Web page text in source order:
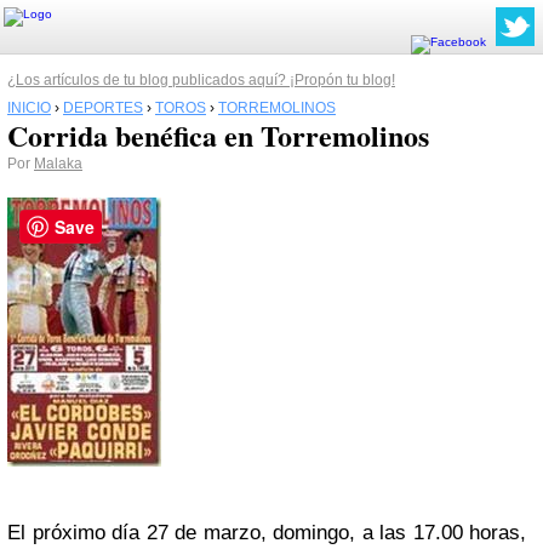
¿Los artículos de tu blog publicados aquí? ¡Propón tu blog!
INICIO › DEPORTES › TOROS › TORREMOLINOS
Corrida benéfica en Torremolinos
Por Malaka
El próximo día 27 de marzo, domingo, a las 17.00 horas,
Save